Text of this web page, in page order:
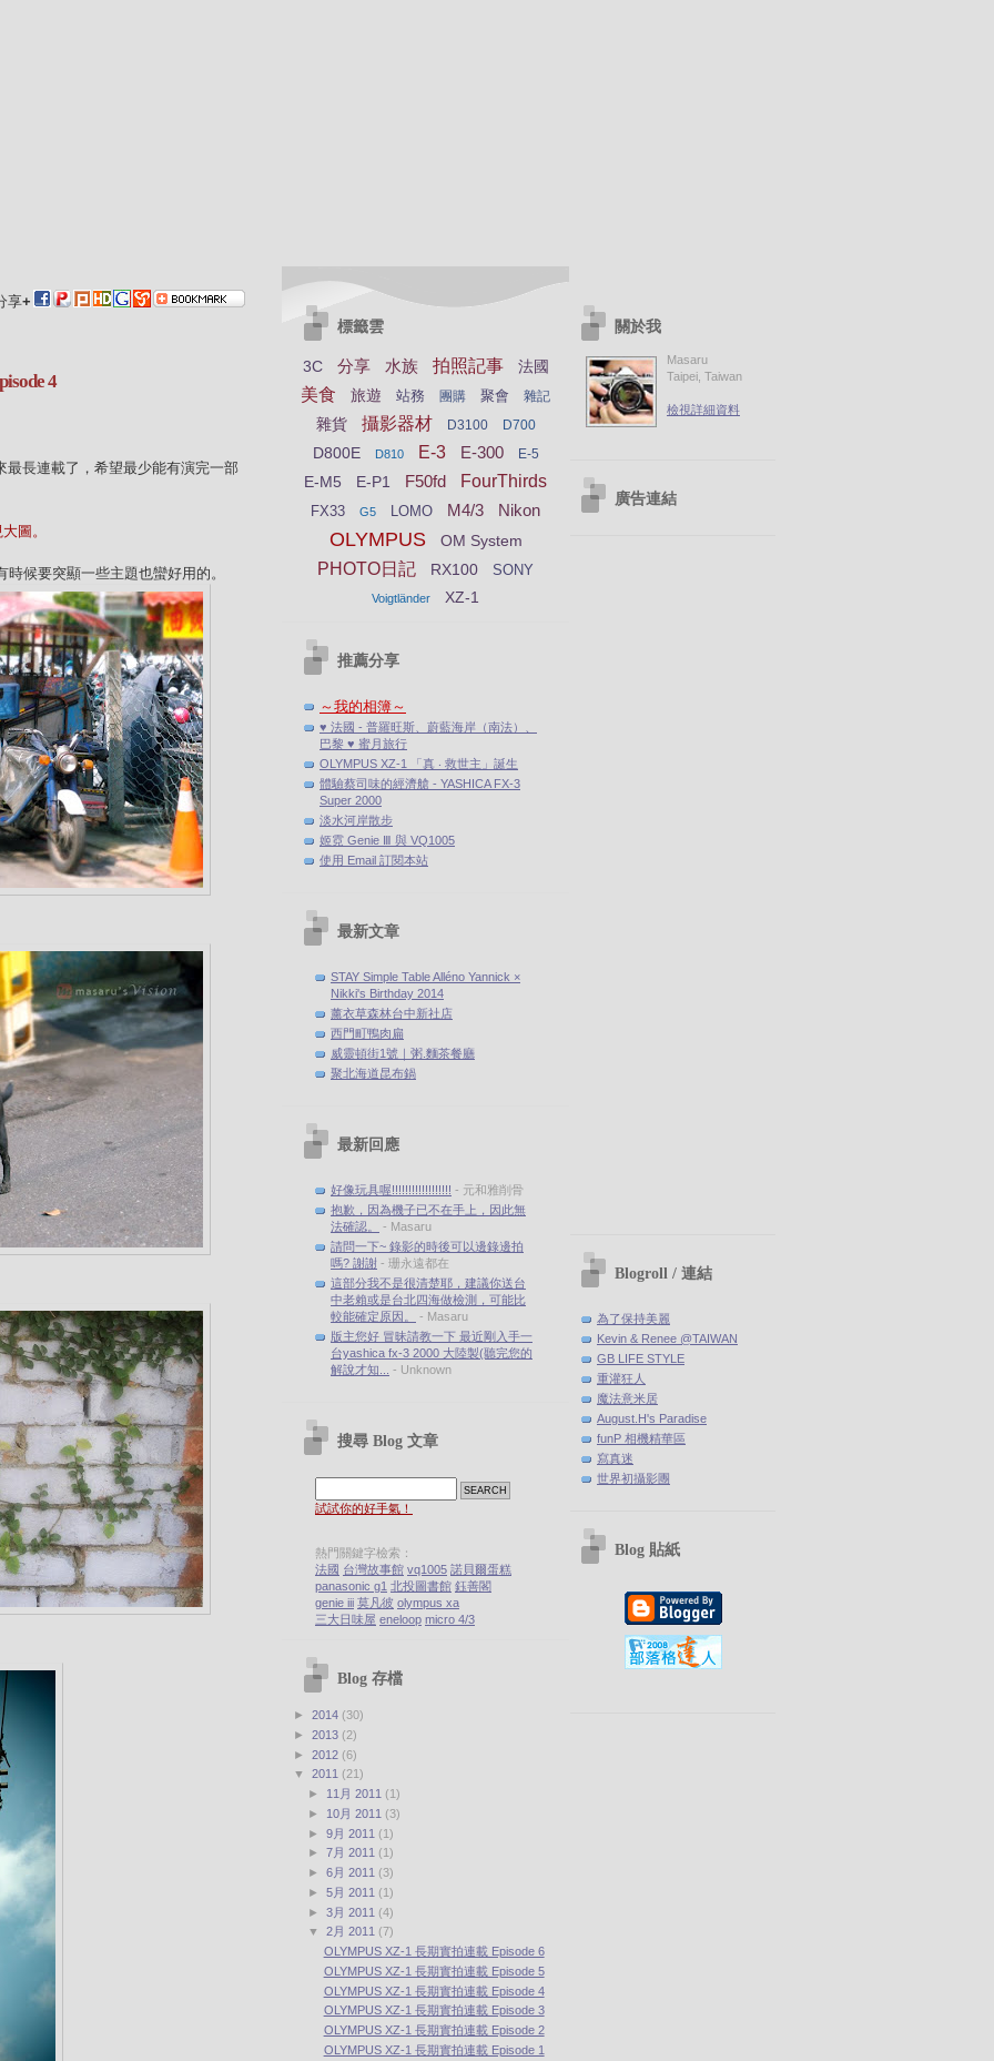
享+
4
長連載了，希望最少能有演完一部
圖。
候要突顯一些主題也蠻好用的。
標籤雲
3C 分享 水族 拍照記事 法國
美食 旅遊 站務 團購 聚會 雜記
雜貨 攝影器材 D3100 D700
D800E D810 E-3 E-300 E-5
E-M5 E-P1 F50fd FourThirds
FX33 G5 LOMO M4/3 Nikon
OLYMPUS OM System
PHOTO日記 RX100 SONY
Voigtländer XZ-1
推薦分享
～我的相簿～
♥ 法國 - 普羅旺斯、蔚藍海岸（南法）、
巴黎 ♥ 蜜月旅行
OLYMPUS XZ-1 「真 ‧ 救世主」誕生
體驗蔡司味的經濟艙 - YASHICA FX-3
Super 2000
淡水河岸散步
姬霓 Genie Ⅲ 與 VQ1005
使用 Email 訂閱本站
最新文章
STAY Simple Table Alléno Yannick ×
Nikki's Birthday 2014
薰衣草森林台中新社店
西門町鴨肉扁
威靈頓街1號｜粥.麵茶餐廳
聚北海道昆布鍋
最新回應
好像玩具喔!!!!!!!!!!!!!!!!!! - 元和雅削骨
抱歉，因為機子已不在手上，因此無
法確認。
- Masaru
請問一下~ 錄影的時後可以邊錄邊拍
嗎? 謝謝 - 珊永遠都在
這部分我不是很清楚耶，建議你送台
中老賴或是台北四海做檢測，可能比
較能確定原因。
- Masaru
版主您好 冒昧請教一下 最近剛入手一
台yashica fx-3 2000 大陸製(聽完您的
解說才知...
- Unknown
搜尋 Blog 文章
試試你的好手氣！
熱門關鍵字檢索：
法國 台灣故事館 vq1005 諾貝爾蛋糕
panasonic g1 北投圖書館 鈺善閣
genie iii 莫凡彼 olympus xa
三大日味屋 eneloop micro 4/3
Blog 存檔
► 2014 (30)
► 2013 (2)
► 2012 (6)
▼ 2011 (21)
► 11月 2011 (1)
► 10月 2011 (3)
►9月 2011 (1)
►7月 2011 (1)
►6月 2011 (3)
►5月 2011 (1)
►3月 2011 (4)
▼2月 2011 (7)
OLYMPUS XZ-1 長期實拍連載 Episode 6
OLYMPUS XZ-1 長期實拍連載 Episode 5
OLYMPUS XZ-1 長期實拍連載 Episode 4
OLYMPUS XZ-1 長期實拍連載 Episode 3
OLYMPUS XZ-1 長期實拍連載 Episode 2
OLYMPUS XZ-1 長期實拍連載 Episode 1
關於我
Masaru
Taipei, Taiwan
檢視詳細資料
廣告連結
Blogroll / 連結
為了保持美麗
Kevin & Renee @TAIWAN
GB LIFE STYLE
重灌狂人
魔法意米居
August.H's Paradise
funP 相機精華區
寫真迷
世界初攝影團
Blog 貼紙